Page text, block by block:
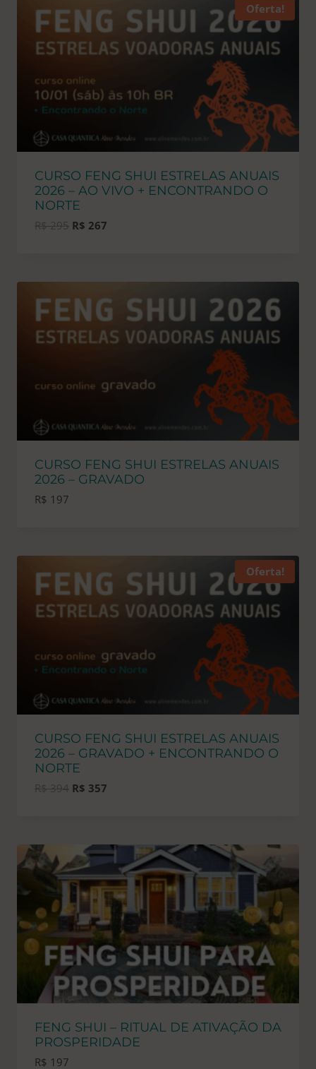
Oferta!
CURSO FENG SHUI ESTRELAS ANUAIS
2026 – AO VIVO + ENCONTRANDO O
NORTE
R$295 O
R$ 295.
R$ 267
R$ 267.
CURSO FENG SHUI ESTRELAS ANUAIS
2026 – GRAVADO
R$ 197
Oferta!
CURSO FENG SHUI ESTRELAS ANUAIS
2026 – GRAVADO + ENCONTRANDO O
NORTE
R$394 O
R$ 394.
R$ 357
R$ 357.
FENG SHUI – RITUAL DE ATIVAÇÃO DA
PROSPERIDADE
R$ 197